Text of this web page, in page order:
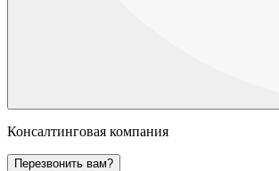
Консалтинговая компания
Перезвонить вам?